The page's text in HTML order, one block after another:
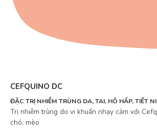
CEFQUINO DC
ĐẶC TRỊ NHIỄM TRÙNG DA, TAI, HÔ HẤP, TIẾT
Trị nhiễm trùng do vi khuẩn nhạy cảm với
chó, mèo